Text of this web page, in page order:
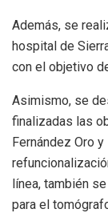
Además, se
hospital de
con el objetivo
Asimismo, se
finalizadas las
Fernández Oro
línea, también
para el